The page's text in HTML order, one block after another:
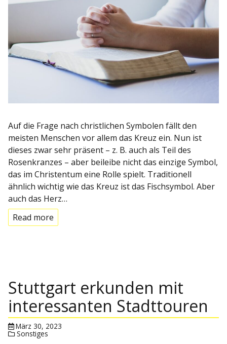
Auf die Frage nach christlichen Symbolen fällt den
meisten Menschen vor allem das Kreuz ein. Nun ist
dieses zwar sehr präsent – z. B. auch als Teil des
Rosenkranzes – aber beileibe nicht das einzige Symbol,
das im Christentum eine Rolle spielt. Traditionell
ähnlich wichtig wie das Kreuz ist das Fischsymbol. Aber
auch das Herz…
Read more
Stuttgart erkunden mit
interessanten Stadttouren
März 30, 2023
Sonstiges